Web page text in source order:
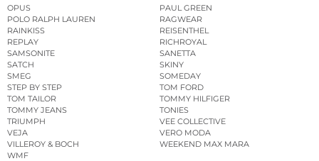
OPUS
PAUL GREEN
POLO RALPH LAUREN
RAGWEAR
RAINKISS
REISENTHEL
REPLAY
RICHROYAL
SAMSONITE
SANETTA
SATCH
SKINY
SMEG
SOMEDAY
STEP BY STEP
TOM FORD
TOM TAILOR
TOMMY HILFIGER
TOMMY JEANS
TONIES
TRIUMPH
VEE COLLECTIVE
VEJA
VERO MODA
VILLEROY & BOCH
WEEKEND MAX MARA
WMF